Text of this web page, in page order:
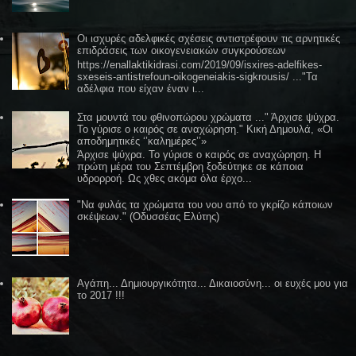
Οι ισχυρές αδελφικές σχέσεις αντιστρέφουν τις αρνητικές
επιδράσεις των οικογενειακών συγκρούσεων
https://enallaktikidrasi.com/2019/09/isxires-adelfikes-
sxeseis-antistrefoun-oikogeneiakis-sigkrousis/ ..."Τα
αδέλφια που είχαν έναν ι...
Στα μουντά του φθινοπώρου χρώματα ..." Άρχισε ψύχρα.
Το γύρισε ο καιρός σε αναχώρηση." Κική Δημουλά, «Οι
αποδημητικές ‘’καλημέρες’’»
Άρχισε ψύχρα. Το γύρισε ο καιρός σε αναχώρηση. Η
πρώτη μέρα του Σεπτέμβρη ξοδεύτηκε σε κάποια
υδρορροή. Ως χθες ακόμα όλα έρχο...
"Να φυλάς τα χρώματα του νου από το γκρίζο κάποιων
σκέψεων." (Οδυσσέας Ελύτης)
Αγάπη... Δημιουργικότητα... Δικαιοσύνη... οι ευχές μου για
το 2017 !!!